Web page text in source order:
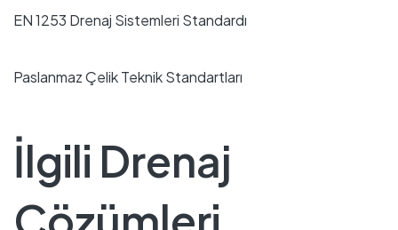
EN 1253 Drenaj Sistemleri Standardı
Paslanmaz Çelik Teknik Standartları
İlgili Drenaj